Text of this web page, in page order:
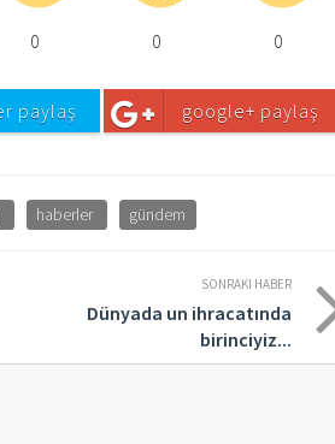
0 0 0
paylaş google+ paylaş
haberler gündem
SONRAKI HABER
Dünyada un ihracatında
birinciyiz...